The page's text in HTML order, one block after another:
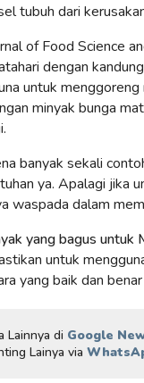
tubuh dari
of Food Science
dengan
untuk menggoreng
minyak bunga
banyak sekali
ya. Apalagi jika
waspada dalam
yang bagus untuk
untuk
yang baik dan benar
Lainnya di Google
Lainya via